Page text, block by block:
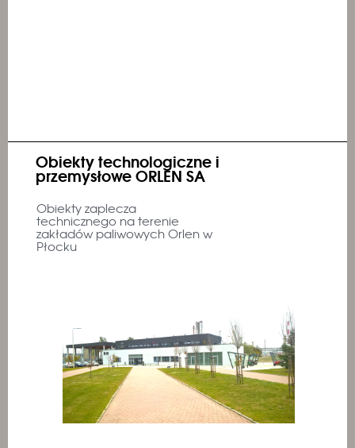
Obiekty technologiczne i
przemysłowe ORLEN SA
Obiekty zaplecza
technicznego na terenie
zakładów paliwowych Orlen w
Płocku